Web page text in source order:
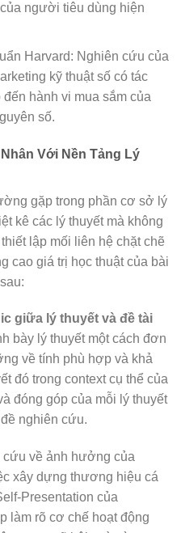
người tiêu dùng hiện
Harvard: Nghiên cứu của
kỹ thuật số có tác
hành vi mua sắm của
số.
Với Nền Tảng Lý
gặp trong phần cơ sở lý
kê các lý thuyết mà không
lập mối liên hệ chặt chẽ
cao giá trị học thuật của bài
giữa lý thuyết và đề tài
bày lý thuyết một cách đơn
về tính phù hợp và khả
đó trong context cụ thể của
đóng góp của mỗi lý thuyết
nghiên cứu.
cứu về ảnh hưởng của
xây dựng thương hiệu cá
Presentation của
làm rõ cơ chế hoạt động